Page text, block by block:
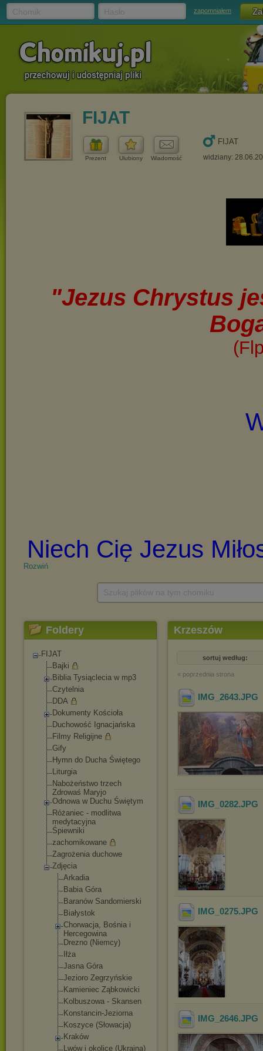
zapomniałem
FIJAT
Prezent Ulubiony Wiadomość
FIJAT
widziany:
Rozwiń
Foldery
FIJAT
Bajki
Biblia Tysiąclecia w mp3
Czytelnia
DDA
Dokumenty Kościoła
Duchowość Ignacjańska
Filmy Religijne
Gify
Hymn do Ducha Świętego
Liturgia
Nabożeństwo trzech
Zdrowaś Maryjo
Odnowa w Duchu Świętym
Różaniec - modlitwa
medytacyjna
Śpiewniki
zachomikowane
Zagrożenia duchowe
Zdjęcia
Arkadia
Babia Góra
Baranów Sandomierski
Białystok
Chorwacja, Bośnia i
Hercegowina
Drezno (Niemcy)
Iłża
Jasna Góra
Jezioro Zegrzyńskie
Kamieniec Ząbkowicki
Kolbuszowa - Skansen
Konstancin-Jeziorna
Koszyce (Słowacja)
Kraków
Lwów i okolice (Ukraina)
Krzeszów
sortuj według:
« poprzednia strona
IMG_2643.JPG
IMG_0282.JPG
IMG_0275.JPG
IMG_2646.JPG